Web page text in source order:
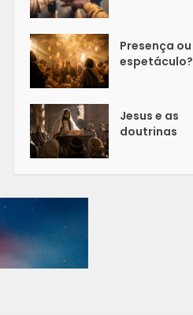
Presença ou
espetáculo?
Jesus e as
doutrinas